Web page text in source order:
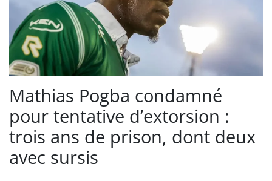
Mathias Pogba condamné
pour tentative d’extorsion :
trois ans de prison, dont deux
avec sursis